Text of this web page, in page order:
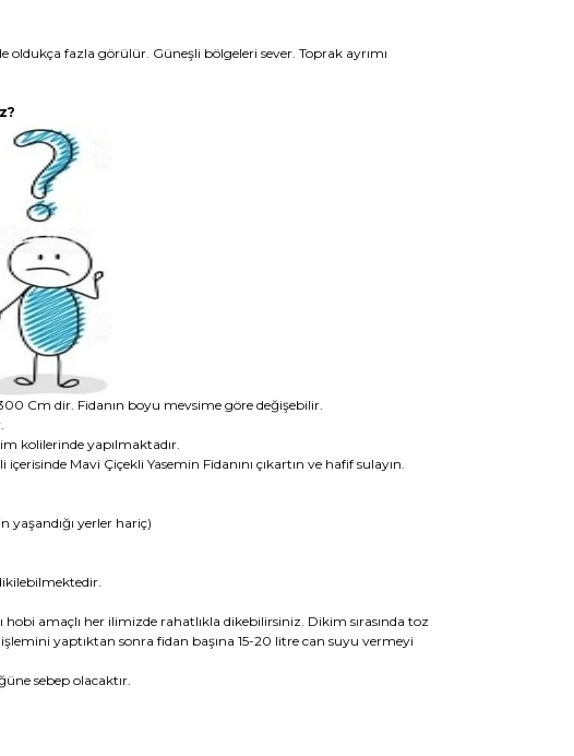
fazla görülür. Güneşli bölgeleri sever. Toprak ayrımı
Cm dir. Fidanın boyu mevsime göre değişebilir.
kolilerinde yapılmaktadır.
Mavi Çiçekli Yasemin Fidanını çıkartın ve hafif sulayın.
yaşandığı yerler hariç)
amaçlı her ilimizde rahatlıkla dikebilirsiniz. Dikim sırasında toz
yaptıktan sonra fidan başına 15-20 litre can suyu vermeyi
sebep olacaktır.